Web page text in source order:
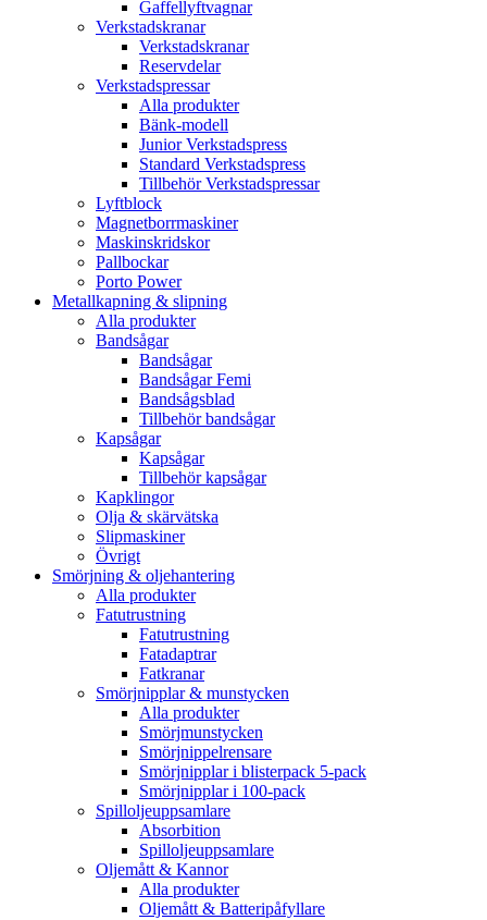
Gaffellyftvagnar
Verkstadskranar
Verkstadskranar
Reservdelar
Verkstadspressar
Alla produkter
Bänk-modell
Junior Verkstadspress
Standard Verkstadspress
Tillbehör Verkstadspressar
Lyftblock
Magnetborrmaskiner
Maskinskridskor
Pallbockar
Porto Power
Metallkapning & slipning
Alla produkter
Bandsågar
Bandsågar
Bandsågar Femi
Bandsågsblad
Tillbehör bandsågar
Kapsågar
Kapsågar
Tillbehör kapsågar
Kapklingor
Olja & skärvätska
Slipmaskiner
Övrigt
Smörjning & oljehantering
Alla produkter
Fatutrustning
Fatutrustning
Fatadaptrar
Fatkranar
Smörjnipplar & munstycken
Alla produkter
Smörjmunstycken
Smörjnippelrensare
Smörjnipplar i blisterpack 5-pack
Smörjnipplar i 100-pack
Spilloljeuppsamlare
Absorbition
Spilloljeuppsamlare
Oljemått & Kannor
Alla produkter
Oljemått & Batteripåfyllare